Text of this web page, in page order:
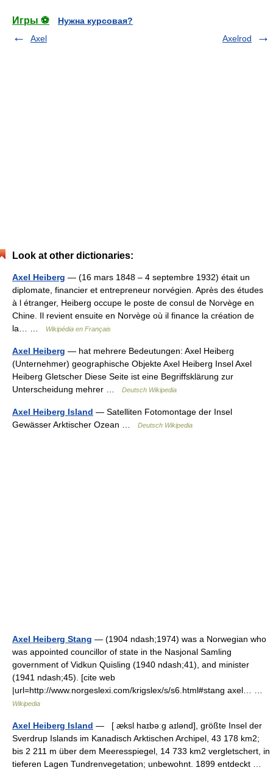
Игры ⚽
Нужна курсовая?
Axel
Axelrod
Look at other dictionaries:
Axel Heiberg — (16 mars 1848 – 4 septembre 1932) était un
diplomate, financier et entrepreneur norvégien. Après des études
à l étranger, Heiberg occupe le poste de consul de Norvège en
Chine. Il revient ensuite en Norvège où il finance la création de
la… …
Wikipédia en Français
Axel Heiberg — hat mehrere Bedeutungen: Axel Heiberg
(Unternehmer) geographische Objekte Axel Heiberg Insel Axel
Heiberg Gletscher Diese Seite ist eine Begriffsklärung zur
Unterscheidung mehrer …
Deutsch Wikipedia
Axel Heiberg Island — Satelliten Fotomontage der Insel
Gewässer Arktischer Ozean …
Deutsch Wikipedia
Axel Heiberg Stang — (1904 ndash;1974) was a Norwegian who
was appointed councillor of state in the Nasjonal Samling
government of Vidkun Quisling (1940 ndash;41), and minister
(1941 ndash;45). [cite web
|url=http://www.norgeslexi.com/krigslex/s/s6.html#stang axel… …
Wikipedia
Axel Heiberg Island — [ æksl haɪbəːg aɪlənd], größte Insel der
Sverdrup Islands im Kanadisch Arktischen Archipel, 43 178 km2;
bis 2 211 m über dem Meeresspiegel, 14 733 km2 vergletschert, in
tieferen Lagen Tundrenvegetation; unbewohnt. 1899 entdeckt …